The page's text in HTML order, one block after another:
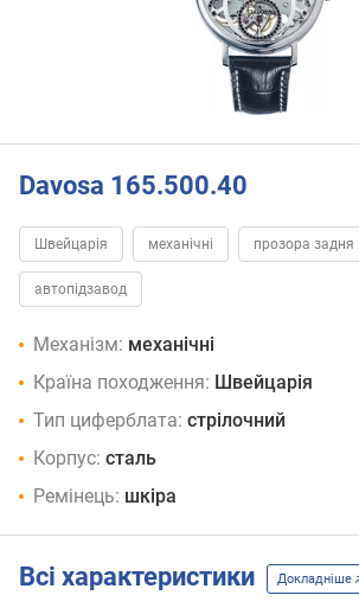
Davosa 165.500.40
Швейцарія механічні прозора задня
автопідзавод
Механізм: механічні
Країна походження: Швейцарія
Тип циферблата: стрілочний
Корпус: сталь
Ремінець: шкіра
Всі характеристики Докладніше